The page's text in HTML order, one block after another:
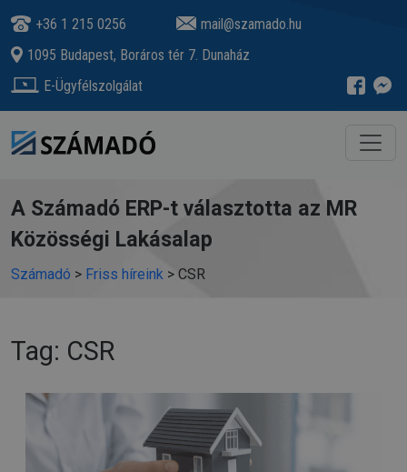
+36 1 215 0256
mail@szamado.hu
1095 Budapest, Boráros tér 7. Dunaház
E-Ügyfélszolgálat
A Számadó ERP-t választotta az MR
Közösségi Lakásalap
Számadó > Friss híreink > CSR
Tag: CSR